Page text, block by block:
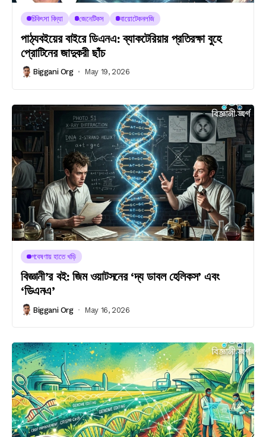
চিকিৎসা বিদ্যা জেনেটিকস বায়োটেকনলজি
পাঠ্যবইয়ের বাইরে ডিএনএ: ব্যাকটেরিয়ার প্রতিরক্ষা বুহে
প্রোটিনের জাদুকরী ছাঁচ
Biggani Org May 19, 2026
গবেষণায় হাতে খড়ি
বিজ্ঞানী’র বই: জিম ওয়াটসনের ‘দ্য ডাবল হেলিকস’ এবং
‘ডিএনএ’
Biggani Org May 16, 2026